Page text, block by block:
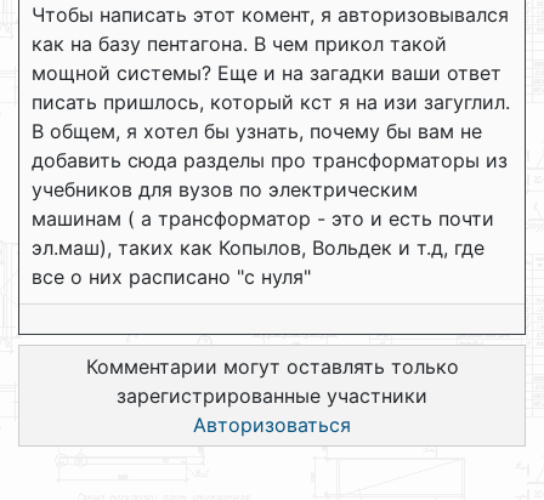
Чтобы написать этот комент, я авторизовывался
как на базу пентагона. В чем прикол такой
мощной системы? Еще и на загадки ваши ответ
писать пришлось, который кст я на изи загуглил.
В общем, я хотел бы узнать, почему бы вам не
добавить сюда разделы про трансформаторы из
учебников для вузов по электрическим
машинам ( а трансформатор - это и есть почти
эл.маш), таких как Копылов, Вольдек и т.д, где
все о них расписано "с нуля"
Комментарии могут оставлять только
зарегистрированные участники
Авторизоваться